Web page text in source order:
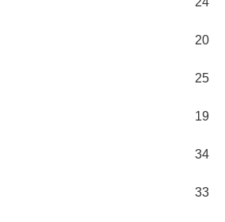
20
25
19
34
33